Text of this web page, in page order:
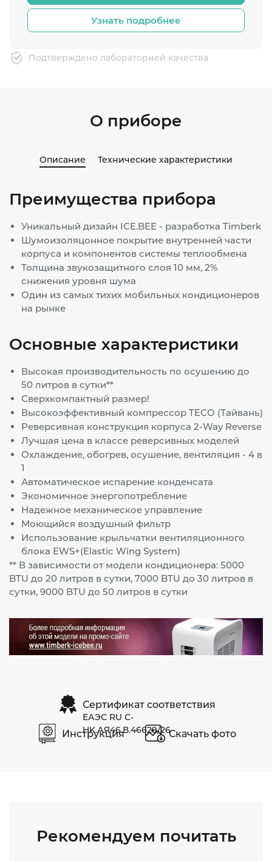
Узнать подробнее
Подтверждено лабораторией качества
О приборе
Описание Технические характеристики
Преимущества прибора
Уникальный дизайн ICE.BEE - разработка Timberk
Шумоизоляцонное покрытие внутренней части
корпуса и компонентов системы теплообмена
Толщина звукозащитного слоя 10 мм, 2%
снижения уровня шума
Один из самых тихих мобильных кондиционеров
на рынке
Основные характеристики
Высокая производительность по осушению до
50 литров в сутки**
Сверхкомпактный размер!
Высокоэффективный компрессор TECO (Тайвань)
Реверсивная конструкция корпуса 2-Way Reverse
Лучшая цена в классе реверсивных моделей
Охлаждение, обогрев, осушение, вентиляция - 4 в
1
Автоматическое испарение конденсата
Экономичное энергопотребление
Надежное механическое управление
Моющийся воздушный фильтр
Использование крыльчатки вентиляционного
блока EWS+(Elastic Wing System)
** В зависимости от модели кондиционера: 5000
BTU до 20 литров в сутки, 7000 BTU до 30 литров в
сутки, 9000 BTU до 50 литров в сутки
Сертификат соответствия
ЕАЭС RU С-
HK.АЯ46.В.46629/26
Инструкция Скачать фото
Рекомендуем почитать